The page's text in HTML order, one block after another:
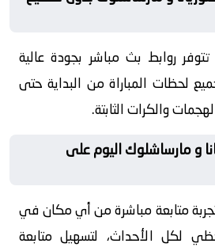
تتوفر روابط بث مباشر بجودة عالية
لحظات المباراة من البداية حتى
والكرات الثابتة.
و مارساشلوك اليوم على
متابعة مباشرة من أي مكان في
لكل الأحداث، لتسهيل متابعة